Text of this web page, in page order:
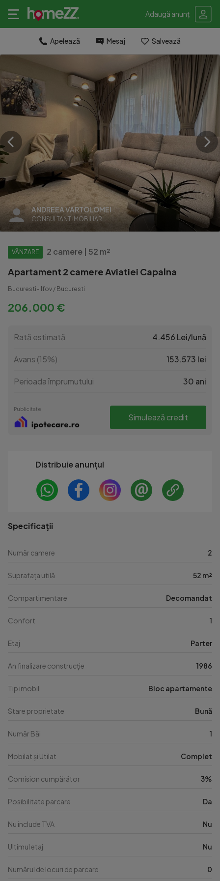
Adaugă anunț
Apelează Mesaj Salvează
ANDREEA VARTOLOMEI
CONSULTANT IMOBILIAR
VÂNZARE 2 camere | 52 m²
Apartament 2 camere Aviatiei Capalna
Bucuresti-Ilfov / Bucuresti
206.000 €
Rată estimată 4.456 Lei/lună
Avans (15%) 153.573 lei
Perioada împrumutului 30 ani
Publicitate
Simulează credit
Distribuie anunțul
Specificații
Număr camere 2
Suprafața utilă 52 m²
Compartimentare Decomandat
Confort 1
Etaj Parter
An finalizare construcție 1986
Tip imobil Bloc apartamente
Stare proprietate Bună
Număr Băi 1
Mobilat și Utilat Complet
Comision cumpărător 3%
Posibilitate parcare Da
Nu include TVA Nu
Ultimul etaj Nu
Numărul de locuri de parcare 0